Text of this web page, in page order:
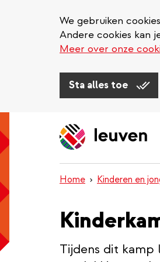
We gebruiken
Andere cookies kan
Meer over onze
Sta alles toe
Home Kinderen en
Tijdens dit kamp